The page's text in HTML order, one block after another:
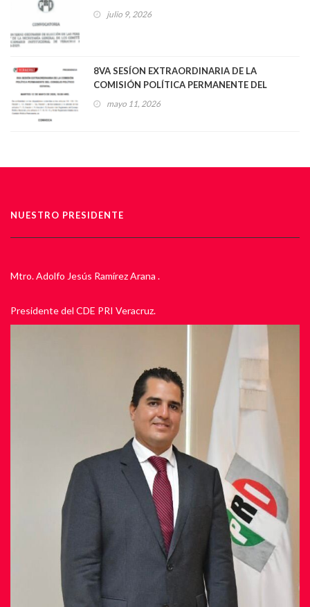
julio 9, 2026
8VA SESÍON EXTRAORDINARIA DE LA
COMISIÓN POLÍTICA PERMANENTE DEL
CONSEJO POLÍTICO ESTATAL
mayo 11, 2026
NUESTRO PRESIDENTE
Mtro. Adolfo Jesús Ramírez Arana .
Presidente del CDE PRI Veracruz.